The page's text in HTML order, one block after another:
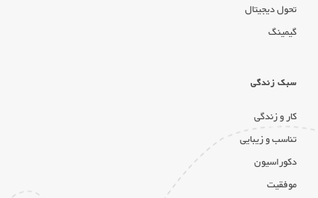
تحول دیجیتال
گیمینگ
سبک زندگی
کار و زندگی
تناسب و زیبایی
دکوراسیون
موفقیت